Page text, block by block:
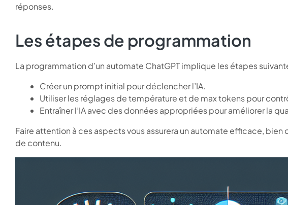
réponses.
Les étapes de programmation
La programmation d’un automate ChatGPT implique les étapes
Créer un prompt initial pour déclencher l’IA.
Utiliser les réglages de température et de max tokens pour
Entraîner l’IA avec des données appropriées pour améliorer la
Faire attention à ces aspects vous assurera un automate efficace,
de contenu.